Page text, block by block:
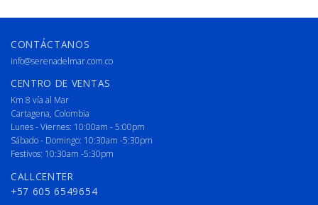
CONTÁCTANOS
info@serenadelmar.com.co
CENTRO DE VENTAS
Km 8 vía al Mar
Cartagena, Colombia
Lunes - Viernes: 10:00am - 5:00pm
Sábado - Domingo: 10:30am -5:30pm
Festivos: 10:30am -5:30pm
CALLCENTER
+57 605 6549654